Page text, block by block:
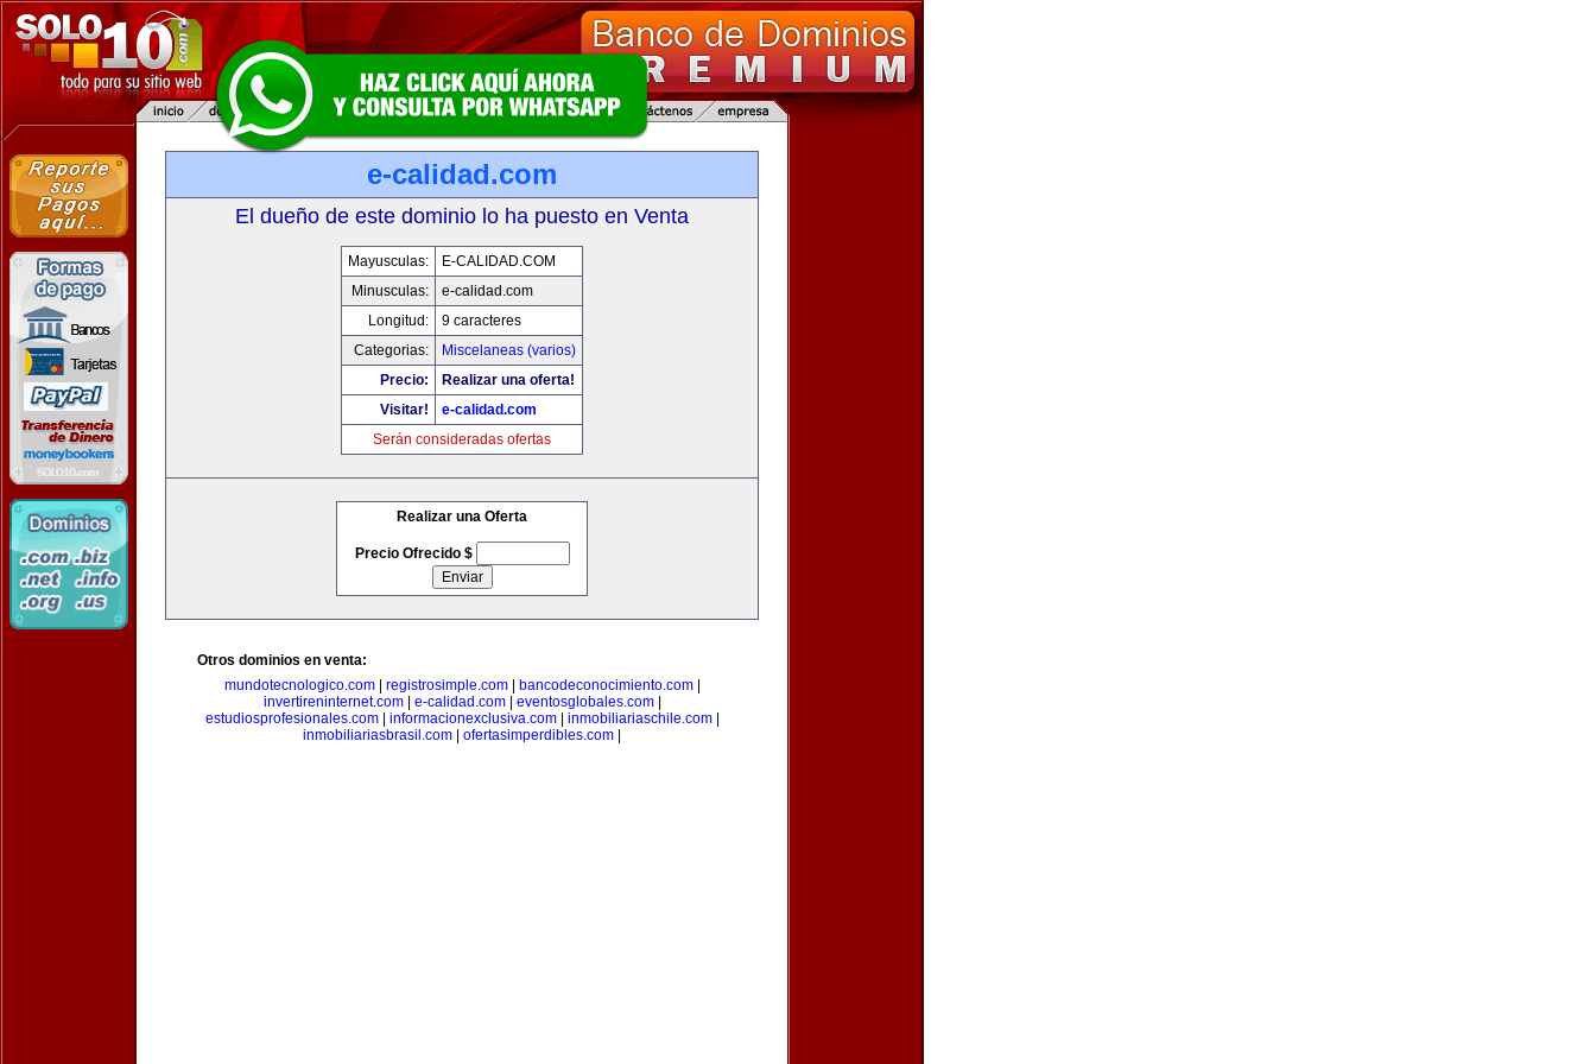
e-calidad.com
El dueño de este dominio lo ha puesto en Venta
Mayusculas:
E-CALIDAD.COM
Minusculas:
e-calidad.com
Longitud:
9 caracteres
Categorias:
Miscelaneas (varios)
Precio:
Realizar una oferta!
Visitar!
e-calidad.com
Serán consideradas ofertas
Realizar una Oferta
Precio Ofrecido $
Otros dominios en venta:
mundotecnologico.com| registrosimple.com| bancodeconocimiento.com|
invertireninternet.com| e-calidad.com| eventosglobales.com|
estudiosprofesionales.com| informacionexclusiva.com| inmobiliariaschile.com|
inmobiliariasbrasil.com
ofertasimperdibles.com